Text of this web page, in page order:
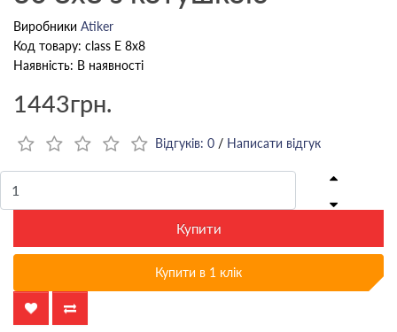
Виробники Atiker
Код товару: class E 8х8
Наявність: В наявності
1443грн.
Відгуків: 0 / Написати відгук
Купити
Купити в 1 клік